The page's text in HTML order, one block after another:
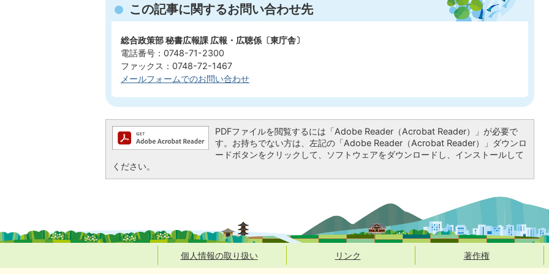
この記事に関するお問い合わせ先
総合政策部 秘書広報課 広報・広聴係〔東庁舎〕
電話番号：0748-71-2300
ファックス：0748-72-1467
メールフォームでのお問い合わせ
PDFファイルを閲覧するには「Adobe Reader（Acrobat Reader）」が必要で
す。お持ちでない方は、左記の「Adobe Reader（Acrobat Reader）」ダウンロ
ードボタンをクリックして、ソフトウェアをダウンロードし、インストールして
ください。
個人情報の取り扱い リンク 著作権